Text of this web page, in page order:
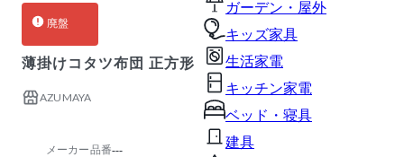
ガーデン・屋外
キッズ家具
生活家電
キッチン家電
ベッド・寝具
建具
廃盤
薄掛けコタツ布団 正方形
AZUMAYA
メーカー品番---